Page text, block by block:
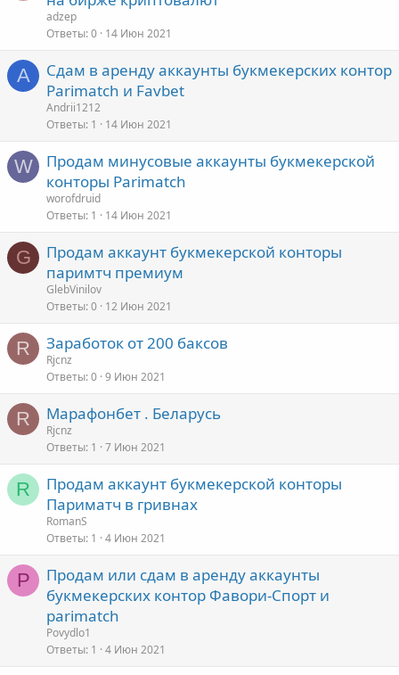
adzep
Ответы 0 14 Июн 2021
A
Сдам в аренду аккаунты букмекерских контор
Parimatch и Favbet
Andrii1212
Ответы 1 14 Июн 2021
W
Продам минусовые аккаунты букмекерской
конторы Parimatch
worofdruid
Ответы 1 14 Июн 2021
G
Продам аккаунт букмекерской конторы
паримтч премиум
GlebVinilov
Ответы 0 12 Июн 2021
R Заработок от 200 баксов
Rjcnz
Ответы 0 9 Июн 2021
R Марафонбет . Беларусь
Rjcnz
Ответы 1 7 Июн 2021
R
Продам аккаунт букмекерской конторы
Париматч в гривнах
RomanS
Ответы 1 4 Июн 2021
P
Продам или сдам в аренду аккаунты
букмекерских контор Фавори-Спорт и
parimatch
Povydlo1
Ответы 1 4 Июн 2021